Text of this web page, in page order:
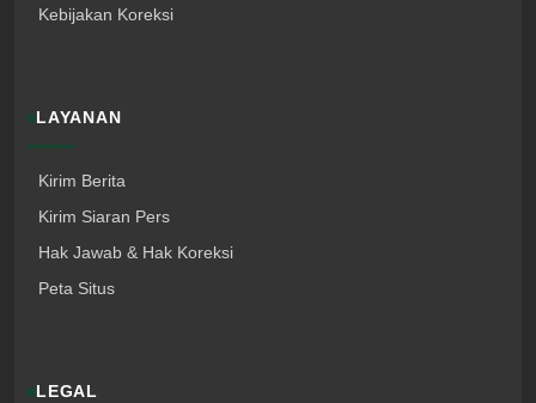
Kebijakan Koreksi
LAYANAN
Kirim Berita
Kirim Siaran Pers
Hak Jawab & Hak Koreksi
Peta Situs
LEGAL